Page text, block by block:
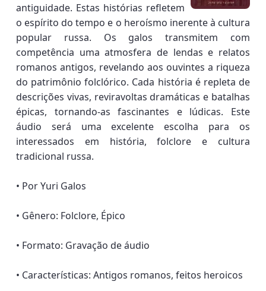
antiguidade. Estas histórias refletem
o espírito do tempo e o heroísmo inerente à cultura
popular russa. Os galos transmitem com
competência uma atmosfera de lendas e relatos
romanos antigos, revelando aos ouvintes a riqueza
do patrimônio folclórico. Cada história é repleta de
descrições vivas, reviravoltas dramáticas e batalhas
épicas, tornando-as fascinantes e lúdicas. Este
áudio será uma excelente escolha para os
interessados em história, folclore e cultura
tradicional russa.
• Por Yuri Galos
• Gênero: Folclore, Épico
• Formato: Gravação de áudio
• Características: Antigos romanos, feitos heroicos